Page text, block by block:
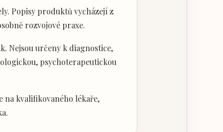
Popisy produktů vycházejí z
rozvojové praxe.
Nejsou určeny k diagnostice,
psychoterapeutickou
na kvalifikovaného lékaře,